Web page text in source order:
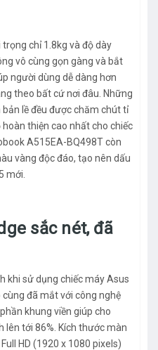
chỉ 1.8kg và độ dày
vô cùng gọn gàng và bắt
người dùng dễ dàng hơn
theo bất cứ nơi đâu. Những
lề đều được chăm chút tỉ
thiện cao nhất cho chiếc
A515EA-BQ498T còn
vàng độc đáo, tạo nên dấu
mới.
sắc nét, đã
khi sử dụng chiếc máy Asus
đã mắt với công nghệ
khung viền giúp cho
lên tới 86%. Kích thước màn
HD (1920 x 1080 pixels)